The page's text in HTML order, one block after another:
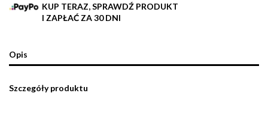
KUP TERAZ, SPRAWDŹ PRODUKT
I ZAPŁAĆ ZA 30 DNI
Opis
Szczegóły produktu